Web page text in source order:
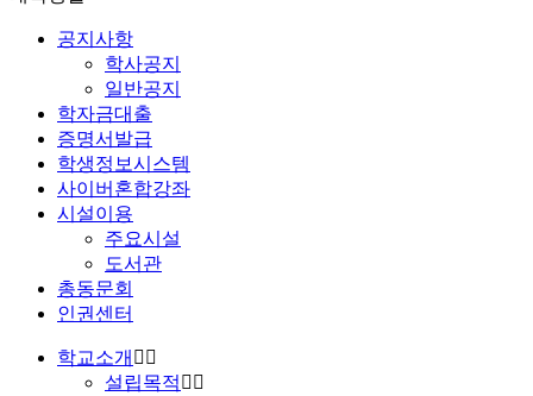
공지사항
학사공지
일반공지
학자금대출
증명서발급
학생정보시스템
사이버혼합강좌
시설이용
주요시설
도서관
총동문회
인권센터
학교소개
설립목적